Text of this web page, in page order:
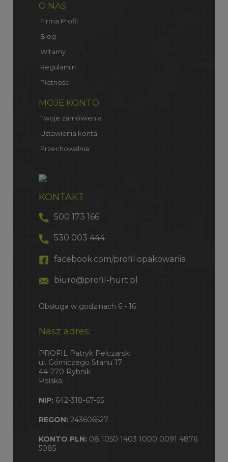
O NAS
Firma Profil
Blog
Witamy
Regulamin
Płatności
MOJE KONTO
Twoje zamówienia
Ustawienia konta
Przechowalnia
KONTAKT
500 173 166
530 003 444
facebook.com/profil.opakowania
biuro@profil-hurt.pl
Obsługa w godzinach 6 - 16
Nasz adres:
PROFIL Patryk Pelczarski
ul. Górniczego Stanu 17
44-270 Rybnik
Polska
NIP: 642-318-67-65
REGON: 243606527
KONTO PLN: 08 1050 1403 1000 0091 4876
5085